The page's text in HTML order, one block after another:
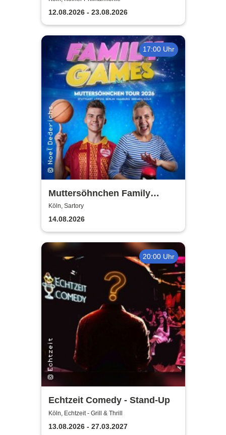
12.08.2026 - 23.08.2026
17:00 Uhr
Muttersöhnchen Family
Games 2026
Köln, Sartory
14.08.2026
20:00 Uhr
Echtzeit Comedy - Stand-Up
Köln, Echtzeit - Grill & Thrill
13.08.2026 - 27.03.2027